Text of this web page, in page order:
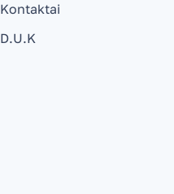
Kontaktai
D.U.K